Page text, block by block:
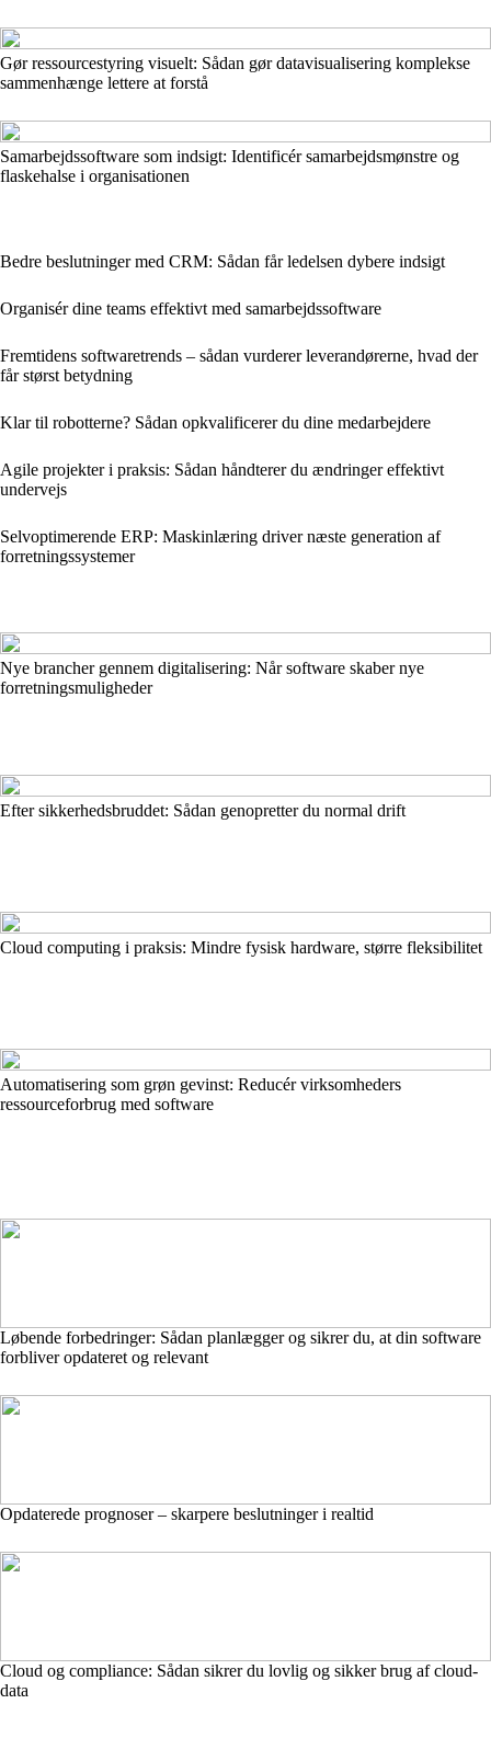
Gør ressourcestyring visuelt: Sådan gør datavisualisering komplekse
sammenhænge lettere at forstå
Samarbejdssoftware som indsigt: Identificér samarbejdsmønstre og
flaskehalse i organisationen
Bedre beslutninger med CRM: Sådan får ledelsen dybere indsigt
Organisér dine teams effektivt med samarbejdssoftware
Fremtidens softwaretrends – sådan vurderer leverandørerne, hvad der
får størst betydning
Klar til robotterne? Sådan opkvalificerer du dine medarbejdere
Agile projekter i praksis: Sådan håndterer du ændringer effektivt
undervejs
Selvoptimerende ERP: Maskinlæring driver næste generation af
forretningssystemer
Nye brancher gennem digitalisering: Når software skaber nye
forretningsmuligheder
Efter sikkerhedsbruddet: Sådan genopretter du normal drift
Cloud computing i praksis: Mindre fysisk hardware, større fleksibilitet
Automatisering som grøn gevinst: Reducér virksomheders
ressourceforbrug med software
Løbende forbedringer: Sådan planlægger og sikrer du, at din software
forbliver opdateret og relevant
Opdaterede prognoser – skarpere beslutninger i realtid
Cloud og compliance: Sådan sikrer du lovlig og sikker brug af cloud-
data